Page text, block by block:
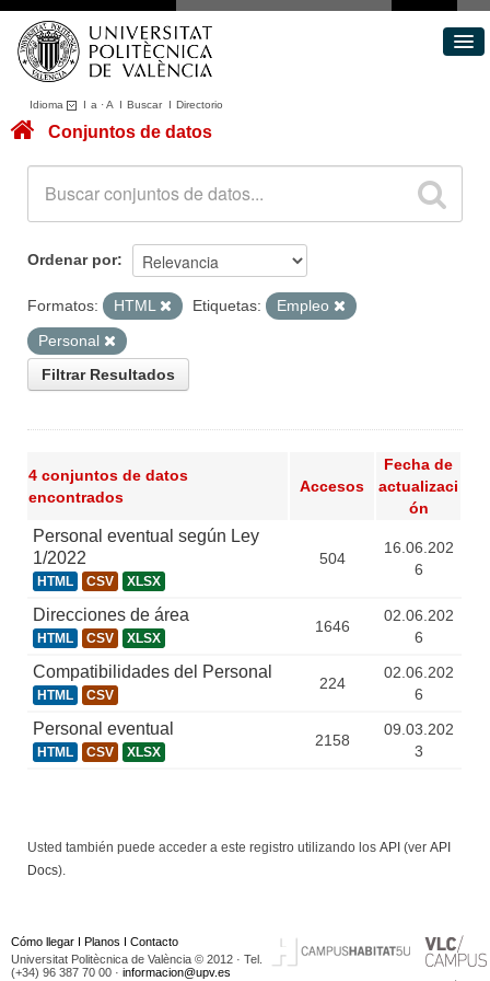
Idioma I a ·A I BuscarI Directorio
Conjuntos de datos
Acerca de
Portal de Transparencia
Conjuntos de datos
Ordenar por
Formatos: HTML Etiquetas:
Empleo
Personal
Filtrar Resultados
4 conjuntos de datos
encontrados
Accesos
Fecha de
actualizaci
ón
Personal eventual según Ley
1/2022
HTML CSV XLSX
504
16.06.202
6
Direcciones de área
HTML CSV XLSX
1646
02.06.202
6
Compatibilidades del Personal
HTML CSV
224
02.06.202
6
Personal eventual
HTML CSV XLSX
2158
09.03.202
3
Usted también puede acceder a este registro utilizando los API (ver API
Docs).
Cómo llegar I Planos I Contacto
Universitat Politècnica de València © 2012 · Tel.
(+34) 96 387 70 00 · informacion@upv.es